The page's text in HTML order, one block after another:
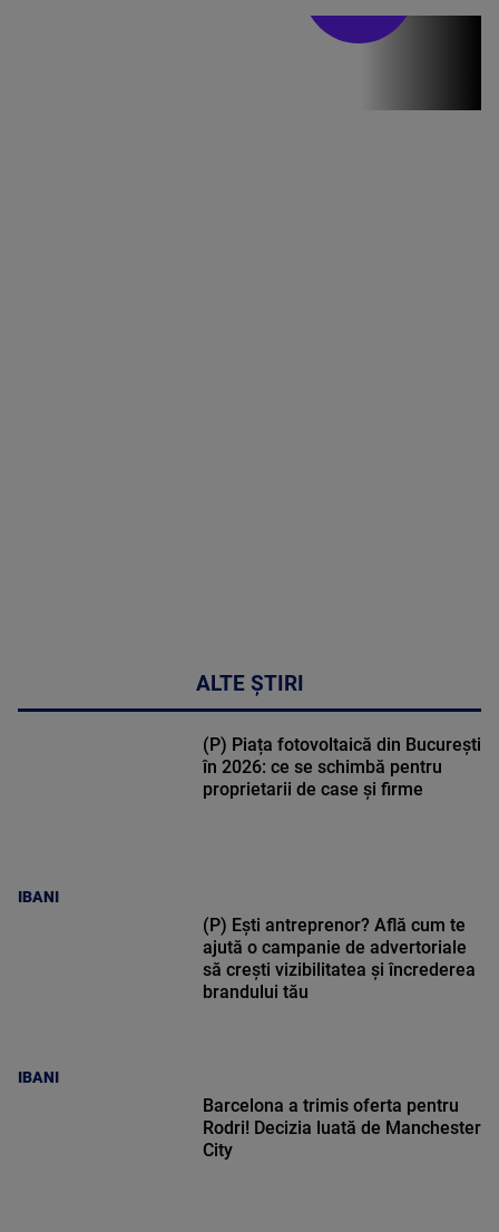
ALTE ȘTIRI
IBANI
(P) Piața fotovoltaică din București
în 2026: ce se schimbă pentru
proprietarii de case și firme
IBANI
(P) Ești antreprenor? Află cum te
ajută o campanie de advertoriale
să crești vizibilitatea și încrederea
brandului tău
Barcelona a trimis oferta pentru
Rodri! Decizia luată de Manchester
City